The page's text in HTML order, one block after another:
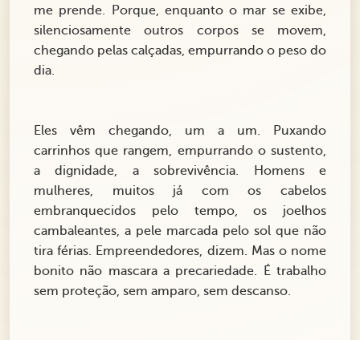
me prende. Porque, enquanto o mar se exibe,
silenciosamente outros corpos se movem,
chegando pelas calçadas, empurrando o peso do
dia.
Eles vêm chegando, um a um. Puxando
carrinhos que rangem, empurrando o sustento,
a dignidade, a sobrevivência. Homens e
mulheres, muitos já com os cabelos
embranquecidos pelo tempo, os joelhos
cambaleantes, a pele marcada pelo sol que não
tira férias. Empreendedores, dizem. Mas o nome
bonito não mascara a precariedade. É trabalho
sem proteção, sem amparo, sem descanso.